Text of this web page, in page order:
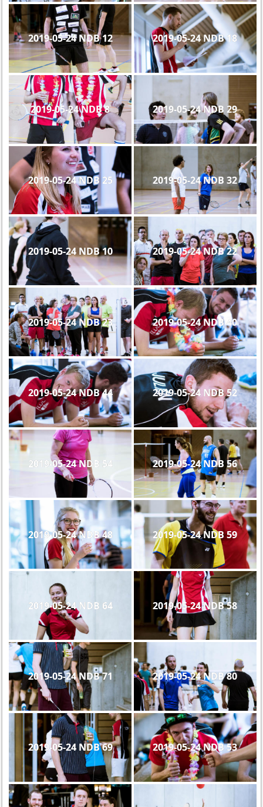
2019-05-24 NDB 12 2019-05-24 NDB 18
2019-05-24 NDB 8 2019-05-24 NDB 29
2019-05-24 NDB 25 2019-05-24 NDB 32
2019-05-24 NDB 10 2019-05-24 NDB 22
2019-05-24 NDB 23 2019-05-24 NDB 40
2019-05-24 NDB 44 2019-05-24 NDB 52
2019-05-24 NDB 54 2019-05-24 NDB 56
2019-05-24 NDB 48 2019-05-24 NDB 59
2019-05-24 NDB 64 2019-05-24 NDB 58
2019-05-24 NDB 71 2019-05-24 NDB 80
2019-05-24 NDB 69 2019-05-24 NDB 53